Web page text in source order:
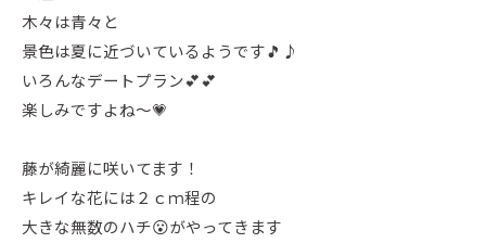
木々は青々と
景色は夏に近づいているようです🎵♪
いろんなデートプラン💕💕
楽しみですよね～💗
藤が綺麗に咲いてます！
キレイな花には２ｃｍ程の
大きな無数のハチ😮がやってきます